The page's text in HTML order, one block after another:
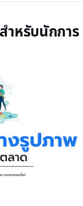
ำหรับนักการ